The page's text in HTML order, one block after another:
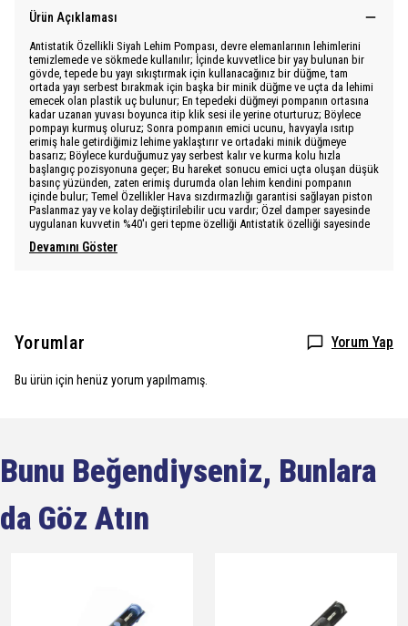
Ürün Açıklaması
Antistatik Özellikli Siyah Lehim Pompası, devre elemanlarının lehimlerini
temizlemede ve sökmede kullanılır; İçinde kuvvetlice bir yay bulunan bir
gövde, tepede bu yayı sıkıştırmak için kullanacağınız bir düğme, tam
ortada yayı serbest bırakmak için başka bir minik düğme ve uçta da lehimi
emecek olan plastik uç bulunur; En tepedeki düğmeyi pompanın ortasına
kadar uzanan yuvası boyunca itip klik sesi ile yerine oturturuz; Böylece
pompayı kurmuş oluruz; Sonra pompanın emici ucunu, havyayla ısıtıp
erimiş hale getirdiğimiz lehime yaklaştırır ve ortadaki minik düğmeye
basarız; Böylece kurduğumuz yay serbest kalır ve kurma kolu hızla
başlangıç pozisyonuna geçer; Bu hareket sonucu emici uçta oluşan düşük
basınç yüzünden, zaten erimiş durumda olan lehim kendini pompanın
içinde bulur; Temel Özellikler Hava sızdırmazlığı garantisi sağlayan piston
Paslanmaz yay ve kolay değiştirilebilir ucu vardır; Özel damper sayesinde
uygulanan kuvvetin %40'ı geri tepme özelliği Antistatik özelliği sayesinde
Devamını Göster
Yorumlar Yorum Yap
Bu ürün için henüz yorum yapılmamış.
Bunu Beğendiyseniz, Bunlara
da Göz Atın